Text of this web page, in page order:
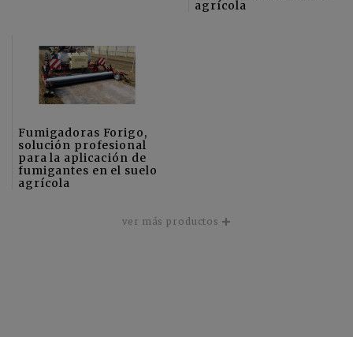
agrícola
Fumigadoras Forigo,
solución profesional
para la aplicación de
fumigantes en el suelo
agrícola
ver más productos